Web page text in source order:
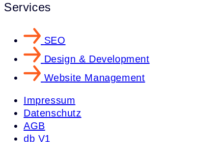
Services
SEO
Design & Development
Website Management
Impressum
Datenschutz
AGB
db V1